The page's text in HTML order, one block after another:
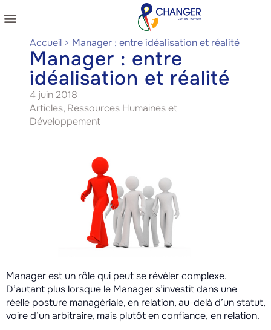
Accueil > Manager : entre idéalisation et réalité
Manager : entre
idéalisation et réalité
4 juin 2018
Articles, Ressources Humaines et
Développement
Manager est un rôle qui peut se révéler complexe.
D’autant plus lorsque le Manager s’investit dans une
réelle posture managériale, en relation, au-delà d’un statut,
voire d’un arbitraire, mais plutôt en confiance, en relation.